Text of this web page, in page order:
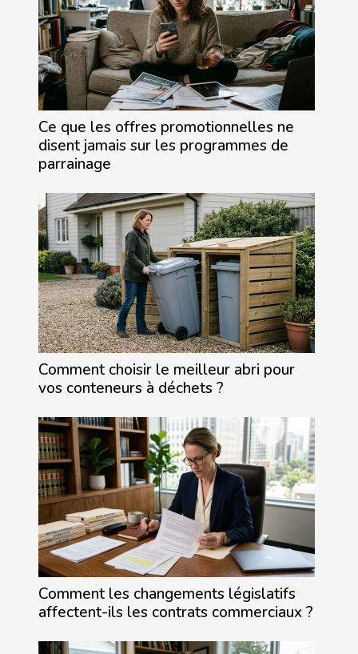
Ce que les offres promotionnelles ne
disent jamais sur les programmes de
parrainage
Comment choisir le meilleur abri pour
vos conteneurs à déchets ?
Comment les changements législatifs
affectent-ils les contrats commerciaux ?